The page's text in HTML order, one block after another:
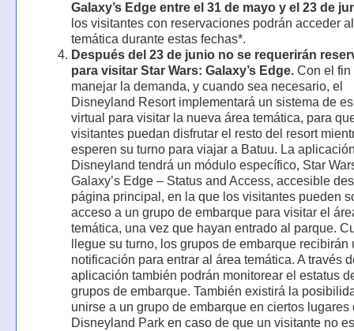
Galaxy’s Edge entre el 31 de mayo y el 23 de
los visitantes con reservaciones podrán acceder
temática durante estas fechas*.
Después del 23 de junio no se requerirán
para visitar Star Wars: Galaxy’s Edge.Con el fin
manejar la demanda, y cuando sea necesario, el
Disneyland Resort implementará un sistema de
virtual para visitar la nueva área temática, para
visitantes puedan disfrutar el resto del resort
esperen su turno para viajar a Batuu. La
Disneyland tendrá un módulo específico, Star
Galaxy’s Edge – Status and Access, accesible
página principal, en la que los visitantes pueden
acceso a un grupo de embarque para visitar el
temática, una vez que hayan entrado al parque.
llegue su turno, los grupos de embarque recibirán
notificación para entrar al área temática. A través
aplicación también podrán monitorear el estatus
grupos de embarque. También existirá la
unirse a un grupo de embarque en ciertos lugares
Disneyland Park en caso de que un visitante no